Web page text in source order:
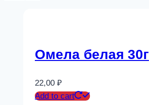
Омела белая 30г
22,00 ₽
Add to cart